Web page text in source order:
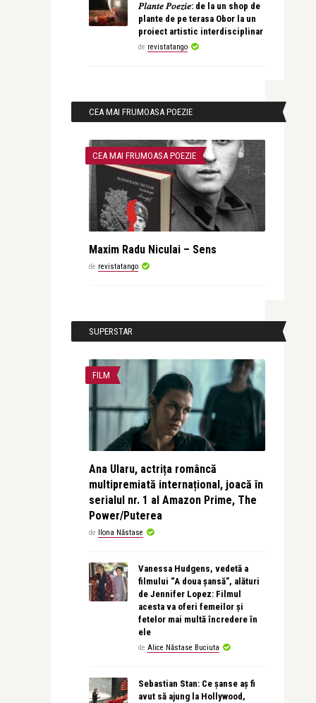
𝑃𝑙𝑎𝑛𝑡𝑒 𝑃𝑜𝑒𝑧𝑖𝑒: de la un shop de
plante de pe terasa Obor la un
proiect artistic interdisciplinar
de revistatango
CEA MAI FRUMOASA POEZIE
CEA MAI FRUMOASA POEZIE
Maxim Radu Niculai – Sens
de revistatango
SUPERSTAR
FILM
Ana Ularu, actrița româncă
multipremiată internațional, joacă în
serialul nr. 1 al Amazon Prime, The
Power/Puterea
de Ilona Năstase
Vanessa Hudgens, vedetă a
filmului “A doua șansă”, alături
de Jennifer Lopez: Filmul
acesta va oferi femeilor și
fetelor mai multă încredere în
ele
de Alice Năstase Buciuta
Sebastian Stan: Ce șanse aș fi
avut să ajung la Hollywood,